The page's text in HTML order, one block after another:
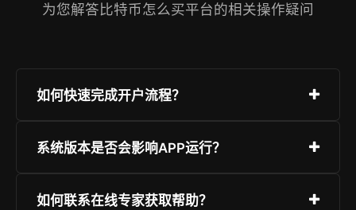
为您解答比特币怎么买平台的相关操作疑问
如何快速完成开户流程？
只需访问“极速注册”页面，填写基础信息并验证，
系统版本是否会影响APP运行？
比特币怎么买完美兼容目前市面上的主流硬件与系
如何联系在线专家获取帮助？